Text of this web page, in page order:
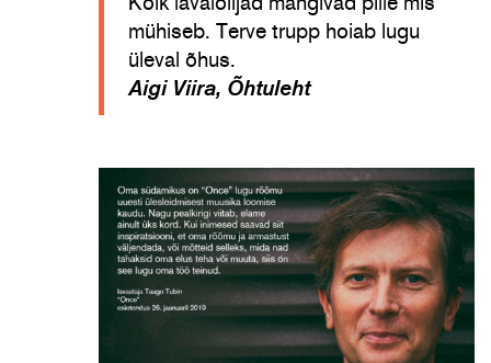
mühiseb. Terve trupp hoiab lugu
üleval õhus.
Aigi Viira, Õhtuleht